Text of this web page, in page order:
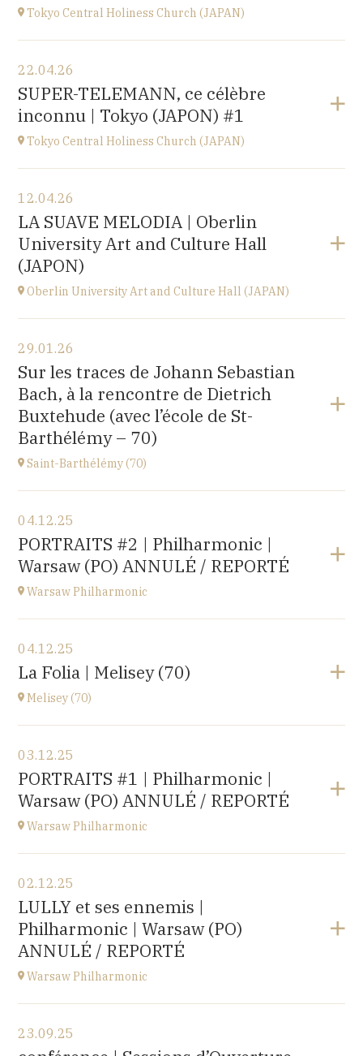
Accéder au site
Tokyo Central Holiness Church (JAPAN)
Tokyo (JAPAN)
à 19H
22.04.26
SUPER-TELEMANN, ce célèbre
inconnu | Tokyo (JAPON) #1
Tokyo Central Holiness Church (JAPAN)
Tokyo (JAPAN)
à14H
12.04.26
LA SUAVE MELODIA | Oberlin
University Art and Culture Hall
(JAPON)
Oberlin University Art and Culture Hall (JAPAN)
〒194-0032 東京都町田市本町田2600-4
2600-4, Honmachida, Machida City, Tokyo (JAPAN)
à14H
Accéder au site
29.01.26
Sur les traces de Johann Sebastian
Bach, à la rencontre de Dietrich
Buxtehude (avec l’école de St-
Barthélémy – 70)
Saint-Barthélémy (70)
Gymnase,
1B Route de Ronchamp, 70270 Saint-Barthélemy
à15H
04.12.25
PORTRAITS #2 | Philharmonic |
Warsaw (PO) ANNULÉ / REPORTÉ
Warsaw Philharmonic
POLOGNE
à20H00
Acheter vos billets
04.12.25
La Folia | Melisey (70)
Melisey (70)
Melisey (70)
à18H00
03.12.25
PORTRAITS #1 | Philharmonic |
Warsaw (PO) ANNULÉ / REPORTÉ
Warsaw Philharmonic
POLOGNE
à20H00
Acheter vos billets
02.12.25
LULLY et ses ennemis |
Philharmonic | Warsaw (PO)
ANNULÉ / REPORTÉ
Warsaw Philharmonic
POLOGNE
23.09.25